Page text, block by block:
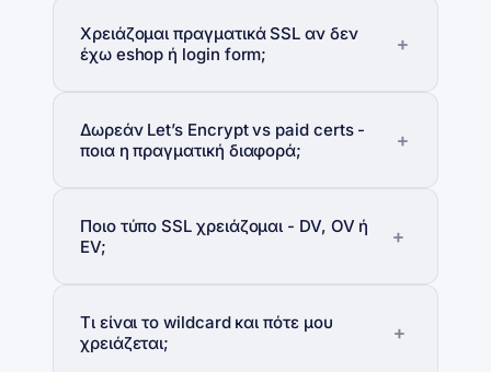
Χρειάζομαι πραγματικά SSL αν δεν
έχω eshop ή login form;
Δωρεάν Let’s Encrypt vs paid certs -
ποια η πραγματική διαφορά;
Ποιο τύπο SSL χρειάζομαι - DV, OV ή
EV;
Τι είναι το wildcard και πότε μου
χρειάζεται;